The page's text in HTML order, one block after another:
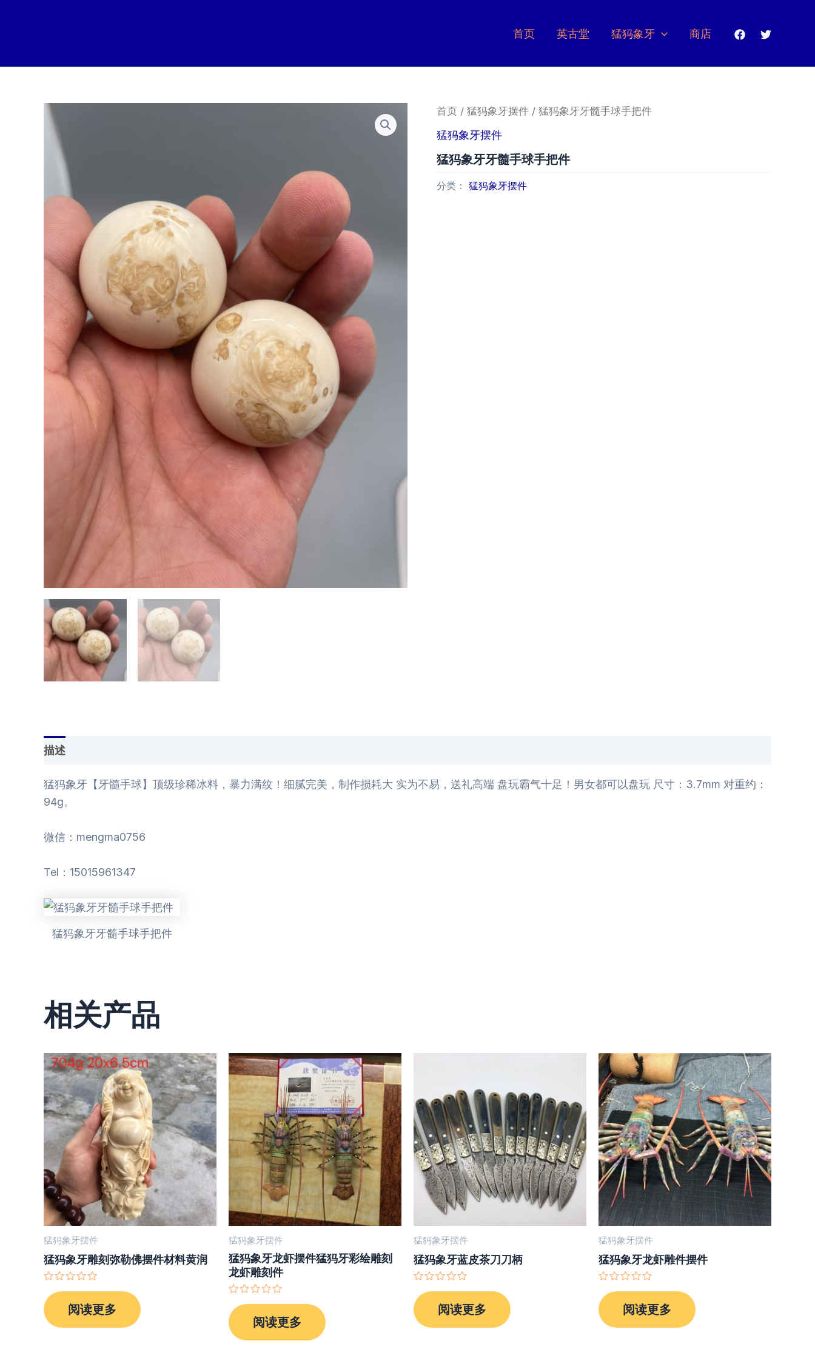
首页 英古堂 猛犸象牙 商店
首页 / 猛犸象牙摆件 / 猛犸象牙牙髓手球手把件
猛犸象牙摆件
猛犸象牙牙髓手球手把件
分类： 猛犸象牙摆件
描述
猛犸象牙【牙髓手球】顶级珍稀冰料，暴力满纹！细腻完美，制作损耗大 实为不易，送礼高端 盘玩霸气十足！男女都可以盘玩 尺寸：3.7mm 对重约：
94g。
微信：mengma0756
Tel：15015961347
猛犸象牙牙髓手球手把件
相关产品
猛犸象牙摆件
猛犸象牙雕刻弥勒佛摆件材料黄润
分
0
&sol;
5
阅读更多
猛犸象牙摆件
猛犸象牙龙虾摆件猛犸牙彩绘雕刻
龙虾雕刻件
分
0
&sol;
5
阅读更多
猛犸象牙摆件
猛犸象牙蓝皮茶刀刀柄
分
0
&sol;
5
阅读更多
猛犸象牙摆件
猛犸象牙龙虾雕件摆件
分
0
&sol;
5
阅读更多